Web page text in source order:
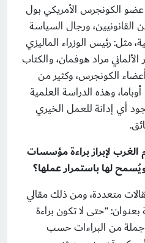
عضو الكونجرس الأمريكي بول
ورجال السياسة
مثل: رئيس الوزراء الماليزي
مراد هوفمان، والكتاب
الكونجرس، وكثير من
وهذه الدراسة العلمية
أي إدانة للعمل الخيري
الغرب لإبراز براءة مؤسسات
لها باستمرار عملها؟
متعددة، ومن ذلك مقالي
“حتى لا تكون براءة
جملة من البراءات حسب